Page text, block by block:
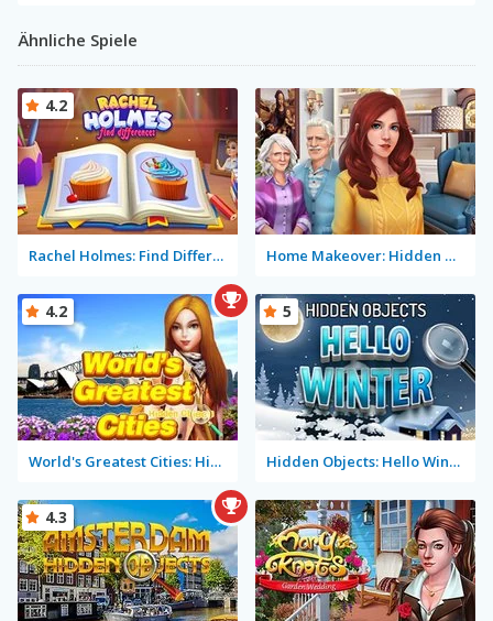
Ähnliche Spiele
Rachel Holmes: Find Differences
4.2
Home Makeover: Hidden Object
World's Greatest Cities: Hidden Objects
4.2
Hidden Objects: Hello Winter
5
4.3